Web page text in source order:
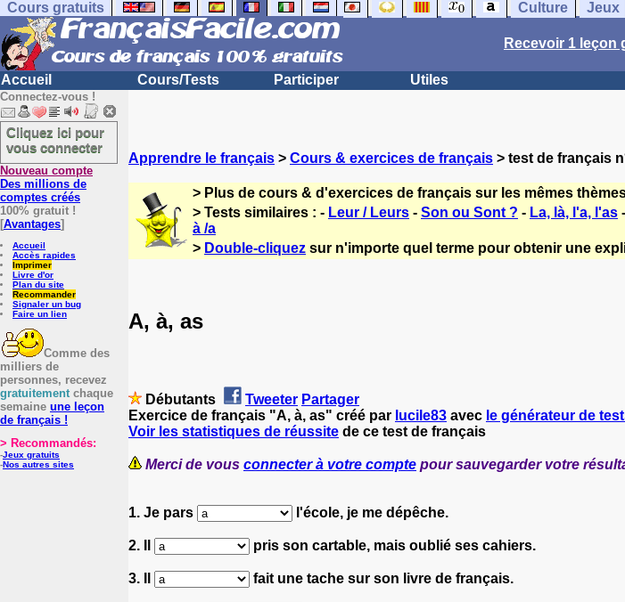
Cours gratuits Culture Jeux
Recevoir 1 leçon
Accueil Cours/Tests Participer Utiles
Connectez-vous !
Cliquez ici pour
vous connecter
Nouveau compte
Des millions de
comptes créés
100% gratuit !
[Avantages]
Accueil
Accès rapides
Imprimer
Livre d'or
Plan du site
Recommander
Signaler un bug
Faire un lien
Comme des
milliers de
personnes, recevez
gratuitementchaque
semaine une leçon
de français !
> Recommandés:
-Jeux gratuits
-Nos autres sites
Apprendre le français > Cours & exercices de français > test de français
> Plus de cours & d'exercices de français sur les mêmes thèmes
> Tests similaires : - Leur / Leurs - Son ou Sont ? - La, là, l'a, l'as -
à /a
> Double-cliquez sur n'importe quel terme pour obtenir une
A, à, as
Débutants Tweeter Partager
Exercice de français "A, à, as" créé par lucile83 avec le générateur de
Voir les statistiques de réussite de ce test de français
Merci de vous connecter à votre compte pour sauvegarder votre
1. Je pars l'école, je me dépêche.
2. Il pris son cartable, mais oublié ses cahiers.
3. Il fait une tache sur son livre de français.